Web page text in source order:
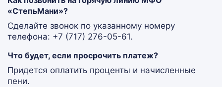
«СтепьМани»?
Сделайте звонок по указанному номеру
телефона: +7 (717) 276-05-61.
Что будет, если просрочить платеж?
Придется оплатить проценты и начисленные
пени.